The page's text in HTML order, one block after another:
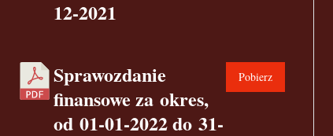
12-2021
Sprawozdanie
finansowe za okres,
od 01-01-2022 do 31-
Pobierz